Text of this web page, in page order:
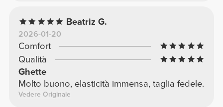
Beatriz G.
2026-01-20
Comfort
Qualità
Ghette
Molto buono, elasticità immensa, taglia fedele.
Vedere Originale